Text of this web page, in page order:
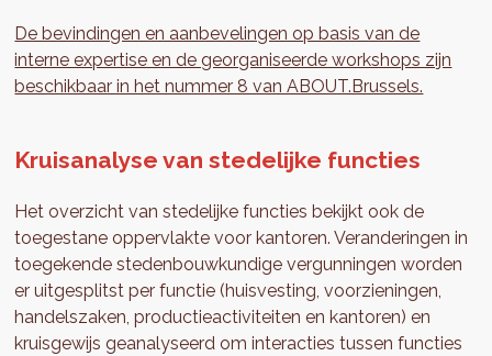
De bevindingen en aanbevelingen op basis van de
interne expertise en de georganiseerde workshops zijn
beschikbaar in het nummer 8 van ABOUT.Brussels.
Kruisanalyse van stedelijke functies
Het overzicht van stedelijke functies bekijkt ook de
toegestane oppervlakte voor kantoren. Veranderingen in
toegekende stedenbouwkundige vergunningen worden
er uitgesplitst per functie (huisvesting, voorzieningen,
handelszaken, productieactiviteiten en kantoren) en
kruisgewijs geanalyseerd om interacties tussen functies